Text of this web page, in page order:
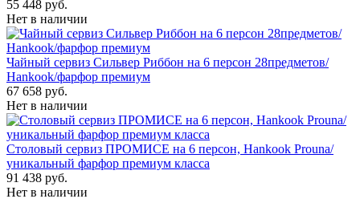
55 448 руб.
Нет в наличии
Чайный сервиз Сильвер Риббон на 6 персон 28предметов/
Hankook/фарфор премиум
67 658 руб.
Нет в наличии
Столовый сервиз ПРОМИСЕ на 6 персон, Hankook Prouna/
уникальный фарфор премиум класса
91 438 руб.
Нет в наличии